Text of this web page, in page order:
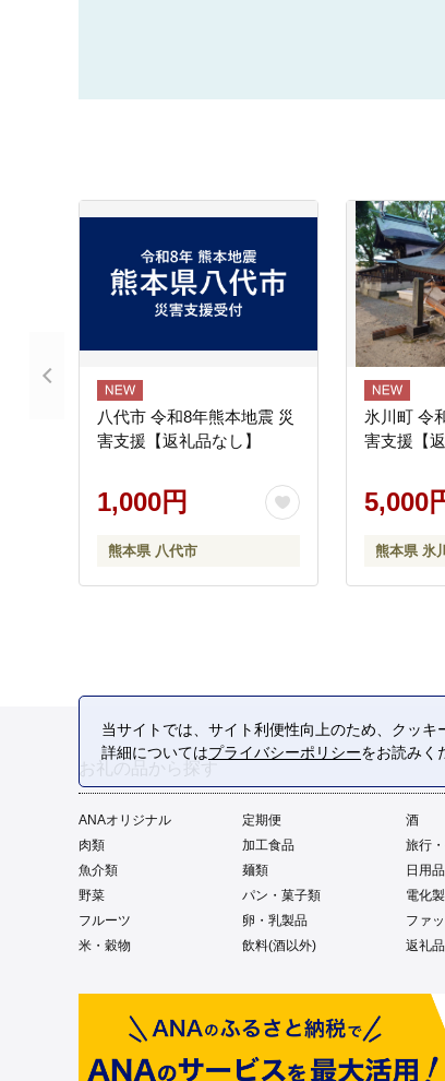
八代市 令和8年熊本地震 災
害支援【返礼品なし】
1,000円
熊本県 八代市
氷川町 令
害支援【
5,000
熊本県 氷
お礼の品から探す
ANAオリジナル 定期便
酒
肉類
加工食品
旅行
魚介類
麺類
日用
野菜
パン・菓子類
電化
フルーツ
卵・乳製品
ファ
米・穀物
飲料(酒以外) 返礼
当サイトでは、サイト利便性向上のため、クッ
詳細についてはプライバシーポリシーをお読みく